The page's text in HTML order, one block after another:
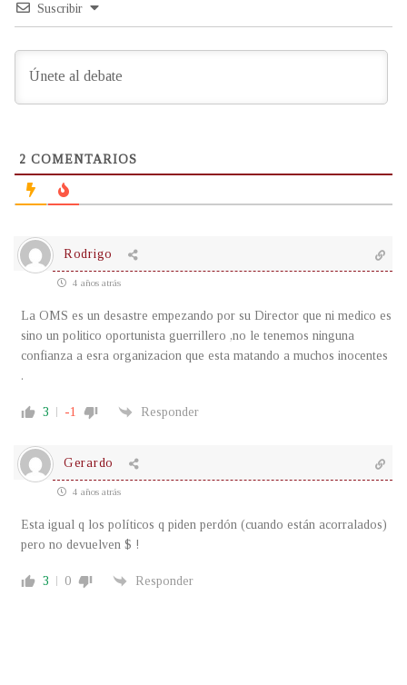
Suscribir
2 COMENTARIOS
Rodrigo
4 años atrás
La OMS es un desastre empezando por su Director que ni medico es
sino un politico oportunista guerrillero ,no le tenemos ninguna
confianza a esra organizacion que esta matando a muchos inocentes
.
3 -1 Responder
Gerardo
4 años atrás
Esta igual q los políticos q piden perdón (cuando están acorralados)
pero no devuelven $ !
3 0 Responder